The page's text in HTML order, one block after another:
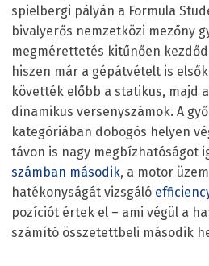
spielbergi pályán a Formula
bivalyerős nemzetközi mezőny
megmérettetés kitűnően
hiszen már a gépátvételt is
követték előbb a statikus, majd
dinamikus versenyszámok. A
kategóriában dobogós helyen
távon is nagy megbízhatóságot
számban második, a motor
hatékonyságát vizsgáló
pozíciót értek el – ami végül a
számító összetettbeli második